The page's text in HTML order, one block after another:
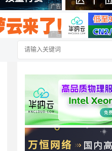
广告 商业广告，理性选择
广告 商业广告，理性选择